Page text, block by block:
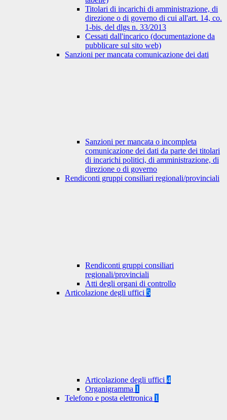
Titolari di incarichi di amministrazione, di
direzione o di governo di cui all'art. 14, co.
1-bis, del dlgs n. 33/2013
Cessati dall'incarico (documentazione da
pubblicare sul sito web)
Sanzioni per mancata comunicazione dei dati
Sanzioni per mancata o incompleta
comunicazione dei dati da parte dei titolari
di incarichi politici, di amministrazione, di
direzione o di governo
Rendiconti gruppi consiliari regionali/provinciali
Rendiconti gruppi consiliari
regionali/provinciali
Atti degli organi di controllo
Articolazione degli uffici 5
Articolazione degli uffici 4
Organigramma 1
Telefono e posta elettronica 1